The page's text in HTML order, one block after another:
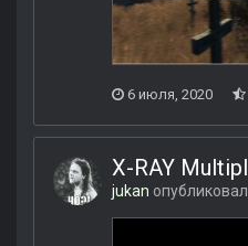
6 июля, 2020
X-RAY
jukan